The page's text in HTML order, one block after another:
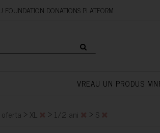
FOUNDATION
VREAU UN PRODUS
> XL > 1/2 ani > S